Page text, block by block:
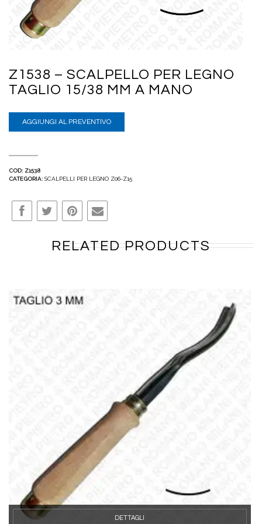
Z1538 – SCALPELLO PER LEGNO
TAGLIO 15/38 MM A MANO
AGGIUNGI AL PREVENTIVO
COD: Z1538
CATEGORIA: SCALPELLI PER LEGNO Z06-Z15
RELATED PRODUCTS
DETTAGLI